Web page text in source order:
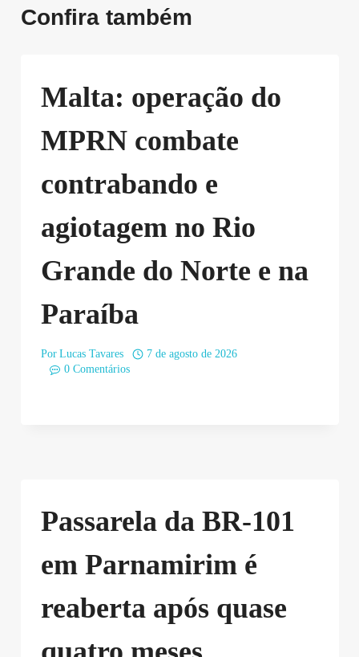
Confira também
Malta: operação do
MPRN combate
contrabando e
agiotagem no Rio
Grande do Norte e na
Paraíba
Por Lucas Tavares
7 de agosto de 2026
0 Comentários
Passarela da BR-101
em Parnamirim é
reaberta após quase